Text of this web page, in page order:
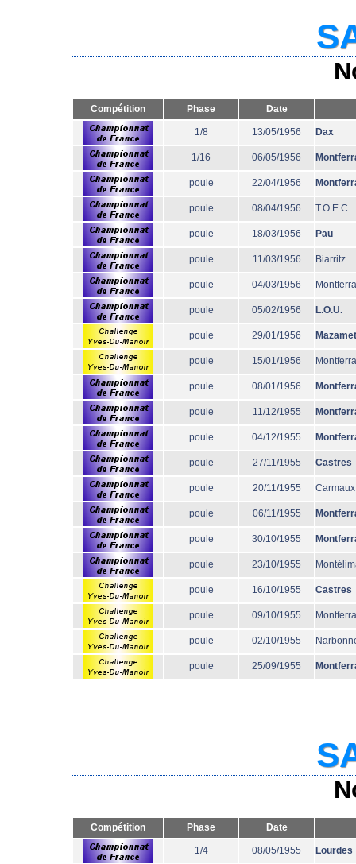
Compétition Phase Date
1/8 13/05/1956 Dax
1/16 06/05/1956
poule 22/04/1956
poule 08/04/1956 T.O.E.C.
poule 18/03/1956 Pau
poule 11/03/1956 Biarritz
poule 04/03/1956
poule 05/02/1956 L.O.U.
poule 29/01/1956 Mazamet
poule 15/01/1956
poule 08/01/1956
poule 11/12/1955
poule 04/12/1955
poule 27/11/1955 Castres
poule 20/11/1955 Carmaux
poule 06/11/1955
poule 30/10/1955
poule 23/10/1955
poule 16/10/1955 Castres
poule 09/10/1955
poule 02/10/1955
poule 25/09/1955
Compétition Phase Date
1/4 08/05/1955 Lourdes